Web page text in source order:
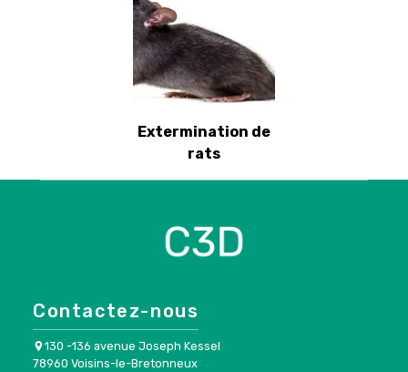
Extermination de
rats
Contactez-nous
130 -136 avenue Joseph Kessel
78960 Voisins-le-Bretonneux